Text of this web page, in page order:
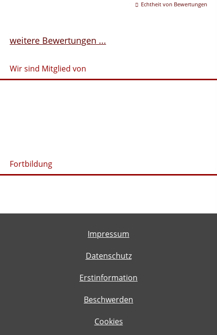
Echtheit von Bewertungen
weitere Bewertungen ...
Wir sind Mitglied von
Fortbildung
Impressum
Datenschutz
Erstinformation
Beschwerden
Cookies